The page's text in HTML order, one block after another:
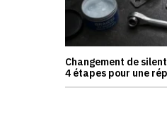
Changement de
4 étapes pour une